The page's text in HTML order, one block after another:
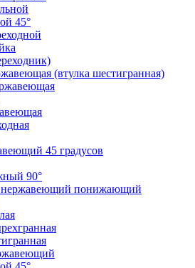
45°
(втулка шестигранная)
45 градусов
90°
нержавеющий понижающий